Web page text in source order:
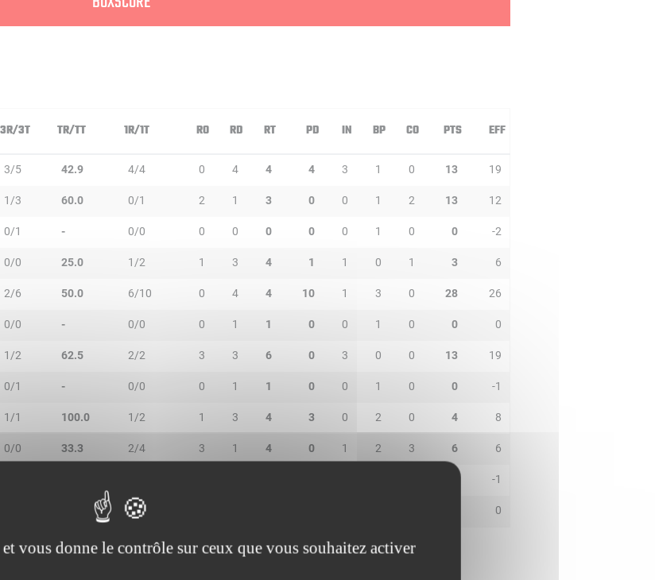
3R/3T TR/TT 1R/1T RO RD RT PD IN BP CO PTS EFF
3/5 42.9 4/4 0 4 4 4 3 1 0 13 19
1/3 60.0 0/1 2 1 3 0 0 1 2 13 12
0/1 - 0/0 0 0 0 0 0 1 0 0 -2
0/0 25.0 1/2 1 3 4 1 1 0 1 3 6
2/6 50.0 6/10 0 4 4 10 1 3 0 28 26
0/0 - 0/0 0 1 1 0 0 1 0 0 0
1/2 62.5 2/2 3 3 6 0 3 0 0 13 19
0/1 - 0/0 0 1 1 0 0 1 0 0 -1
1/1 100.0 1/2 1 3 4 3 0 2 0 4 8
0/0 33.3 2/4 3 1 4 0 1 2 3 6 6
-1
0/0 0
vous donne le contrôle sur ceux que vous souhaitez activer